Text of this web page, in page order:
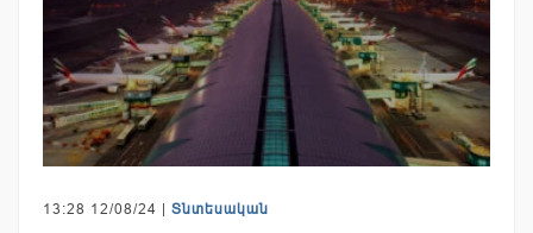
13:28 12/08/24 | Տնտեսական